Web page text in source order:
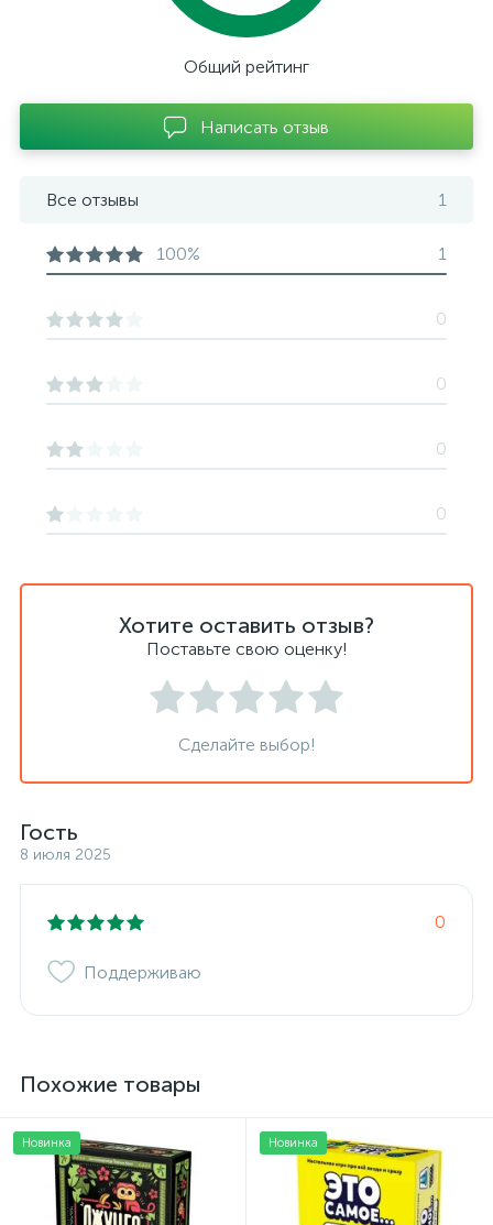
Хотите оставить отзыв?
Поставьте свою оценку!
Сделайте выбор!
Гость
8 июля 2025
0
Поддерживаю
Общий рейтинг
Написать отзыв
Все отзывы 1
100% 1
0
0
0
0
Похожие товары
Новинка Новинка